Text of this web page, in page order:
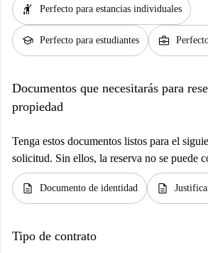
hail Perfecto para estancias individuales
school Perfecto para estudiantes business_center
Documentos que necesitarás para
propiedad
Tenga estos documentos listos para el
solicitud. Sin ellos, la reserva no se puede
description Documento de identidad description
Tipo de contrato